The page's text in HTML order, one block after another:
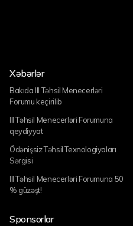
Xəbərlər
Bakıda III Təhsil Menecerləri
Forumu keçirilib
III Təhsil Menecerləri Forumuna
qeydiyyat
Ödənişsiz Təhsil Texnologiyaları
Sərgisi
III Təhsil Menecerləri Forumuna 50
% güzəşt!
Sponsorlar